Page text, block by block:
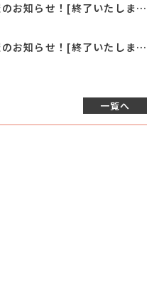
2月『モデルハウス見学会』開催のお知らせ！[終了いたしました]
1月『モデルハウス見学会』開催のお知らせ！[終了いたしました]
一覧へ